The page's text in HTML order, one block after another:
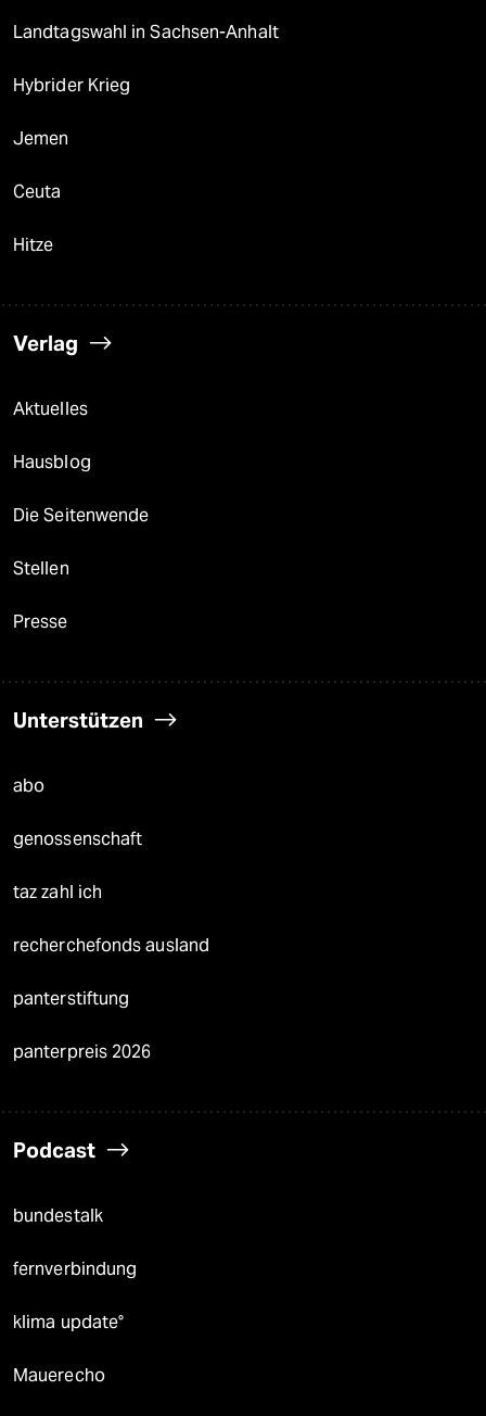
Landtagswahl in Sachsen-Anhalt
Hybrider Krieg
Jemen
Ceuta
Hitze
Verlag
Aktuelles
Hausblog
Die Seitenwende
Stellen
Presse
Unterstützen
abo
genossenschaft
taz zahl ich
recherchefonds ausland
panterstiftung
panterpreis 2026
Podcast
bundestalk
fernverbindung
klima update°
Mauerecho